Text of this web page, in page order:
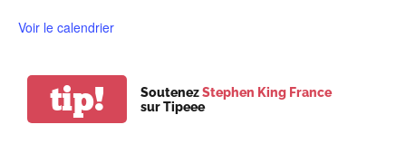
Voir le calendrier
tip! SoutenezStephen King France
sur Tipeee